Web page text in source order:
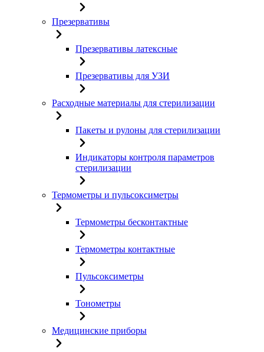
Презервативы
Презервативы латексные
Презервативы для УЗИ
Расходные материалы для стерилизации
Пакеты и рулоны для стерилизации
Индикаторы контроля параметров
стерилизации
Термометры и пульсоксиметры
Термометры бесконтактные
Термометры контактные
Пульсоксиметры
Тонометры
Медицинские приборы